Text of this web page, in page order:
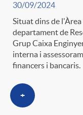
30/09/2024
Situat dins de
departament de
Grup Caixa
interna i
financers i bancaris.
+